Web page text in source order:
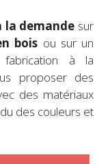
la demande sur
bois ou sur un
à la
proposer des
des matériaux
des couleurs et